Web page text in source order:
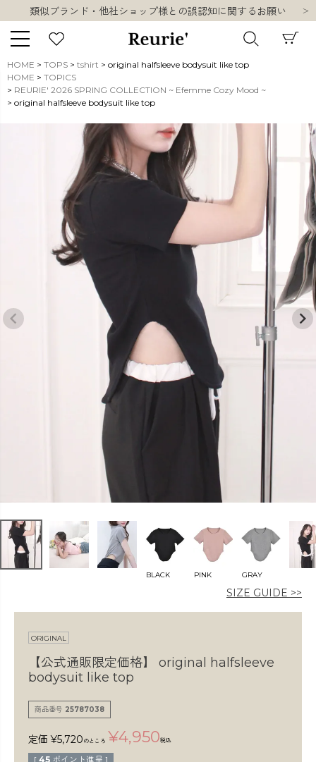
類似ブランド・他社ショップ様との誤認知に関するお願い
熊本県熊本地方を震源とする地震の影響について
お盆期間中の営業・配送に関して
類似ブランド・他社ショップ様との誤認知に関するお願い
10,000円以上ご購入で送料無料
キーワード
新着 SALE
商品タイプ
ORIGINAL HIT ITEM
在庫なし商品
表示しない
HOME TOPS tshirt
original halfsleeve bodysuit like top
HOME
TOPICS
REURIE' 2026 SPRING COLLECTION ~ Efemme Cozy Mood ~
original halfsleeve bodysuit like top
BLACK PINK GRAY
SIZE GUIDE >>
ORIGINAL
【公式通販限定価格】
original halfsleeve
bodysuit like top
商品番号 25787038
定価 ¥5,720 のところ ¥4,950税込
[ 45 ポイント進呈 ]